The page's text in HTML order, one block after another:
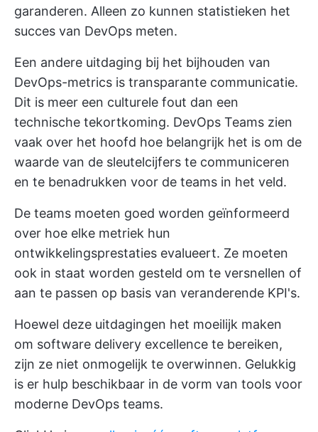
garanderen. Alleen zo kunnen statistieken het
succes van DevOps meten.
Een andere uitdaging bij het bijhouden van
DevOps-metrics is transparante communicatie.
Dit is meer een culturele fout dan een
technische tekortkoming. DevOps Teams zien
vaak over het hoofd hoe belangrijk het is om de
waarde van de sleutelcijfers te communiceren
en te benadrukken voor de teams in het veld.
De teams moeten goed worden geïnformeerd
over hoe elke metriek hun
ontwikkelingsprestaties evalueert. Ze moeten
ook in staat worden gesteld om te versnellen of
aan te passen op basis van veranderende KPI's.
Hoewel deze uitdagingen het moeilijk maken
om software delivery excellence te bereiken,
zijn ze niet onmogelijk te overwinnen. Gelukkig
is er hulp beschikbaar in de vorm van tools voor
moderne DevOps teams.